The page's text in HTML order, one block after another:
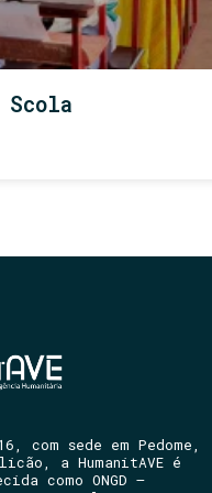
com sede em Pedome,
a HumanitAVE é
como ONGD –